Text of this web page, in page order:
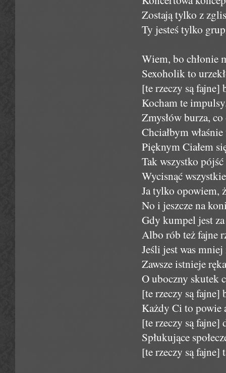
Zostają tylko z
Ty jesteś tylko
Wiem, bo chłonie
Sexoholik to
[te rzeczy są
Kocham te
Zmysłów burza,
Chciałbym właśnie
Pięknym Ciałem
Tak wszystko pójść
Wycisnąć
Ja tylko opowiem,
No i jeszcze na
Gdy kumpel jest
Albo rób też fajne
Jeśli jest was
Zawsze istnieje
O uboczny skutek
[te rzeczy są
Każdy Ci to powie
[te rzeczy są fajne]
Spłukujące
[te rzeczy są